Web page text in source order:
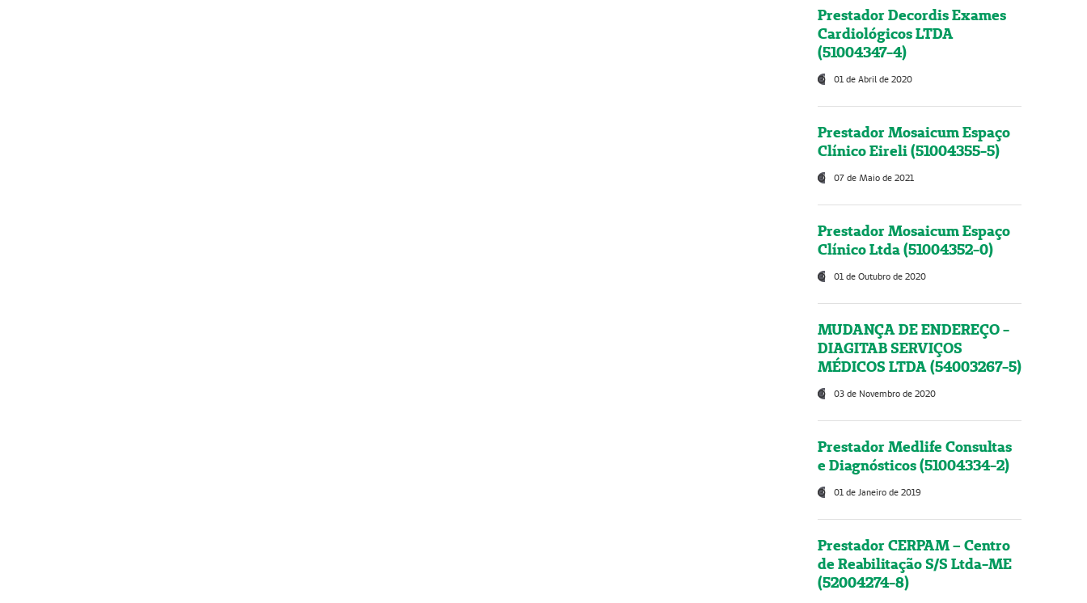
Prestador Decordis Exames
Cardiológicos LTDA
(51004347-4)
01 de Abril de 2020
Prestador Mosaicum Espaço
Clínico Eireli (51004355-5)
07 de Maio de 2021
Prestador Mosaicum Espaço
Clínico Ltda (51004352-0)
01 de Outubro de 2020
MUDANÇA DE ENDEREÇO -
DIAGITAB SERVIÇOS
MÉDICOS LTDA (54003267-5)
03 de Novembro de 2020
Prestador Medlife Consultas
e Diagnósticos (51004334-2)
01 de Janeiro de 2019
Prestador CERPAM – Centro
de Reabilitação S/S Ltda-ME
(52004274-8)